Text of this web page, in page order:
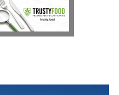
Salvagente